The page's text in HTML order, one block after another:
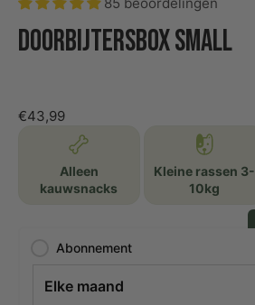
Doorbijtersbox Small
€43,99
Alleen
kauwsnacks
Kleine rassen 3-
10kg
Abonnement